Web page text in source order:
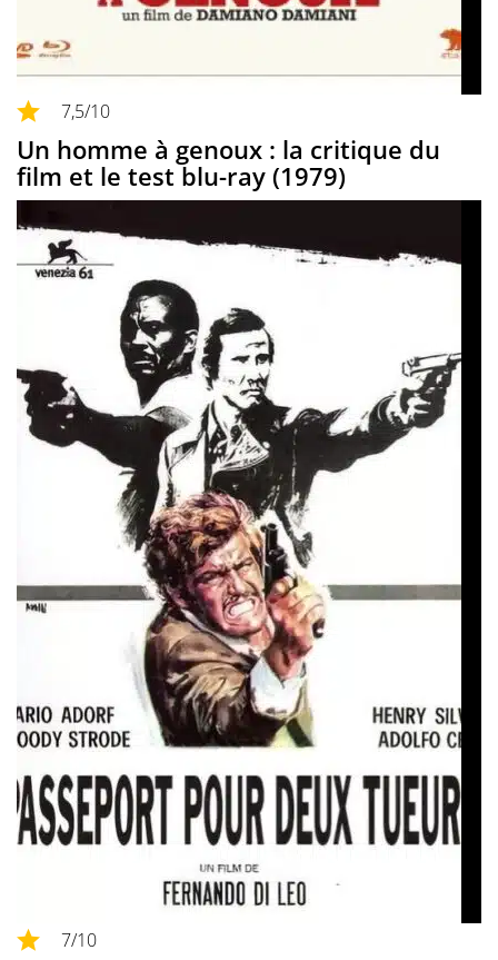
7,5/10
Un homme à genoux : la critique du
film et le test blu-ray (1979)
7/10